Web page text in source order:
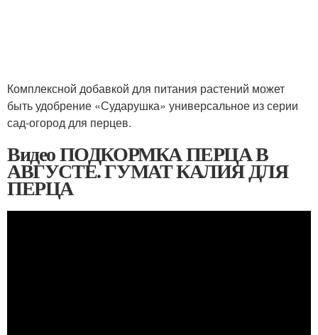
Комплексной добавкой для питания растений может
быть удобрение «Сударушка» универсальное из серии
сад-огород для перцев.
Видео ПОДКОРМКА ПЕРЦА В
АВГУСТЕ. ГУМАТ КАЛИЯ ДЛЯ
ПЕРЦА